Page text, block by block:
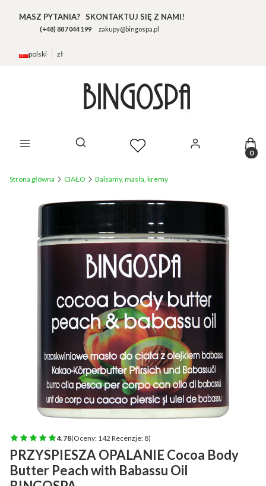
MASZ PYTANIA? SKONTAKTUJ SIĘ Z NAMI!
(+48) 887 044 199 zakupy@bingospa.pl
polski zł
Otwórz wyszukiwarkę
Strona główna CIAŁO Balsamy, masła, kremy
4.78(Oceny: 142 Recenzje: 8)
PRZYSPIESZA OPALANIE Cocoa Body
Butter Peach with Babassu Oil